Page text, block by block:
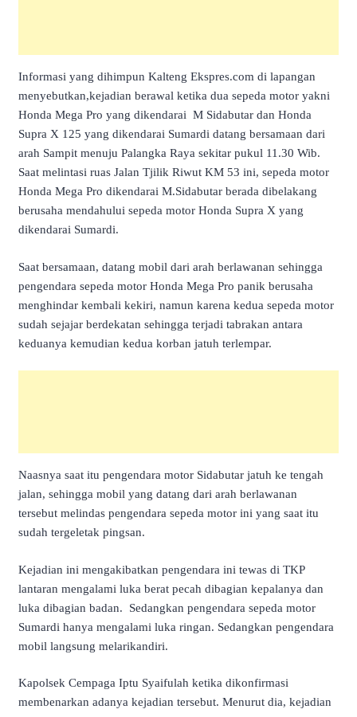
Informasi yang dihimpun Kalteng Ekspres.com di lapangan
menyebutkan,kejadian berawal ketika dua sepeda motor yakni
Honda Mega Pro yang dikendarai M Sidabutar dan Honda
Supra X 125 yang dikendarai Sumardi datang bersamaan dari
arah Sampit menuju Palangka Raya sekitar pukul 11.30 Wib.
Saat melintasi ruas Jalan Tjilik Riwut KM 53 ini, sepeda motor
Honda Mega Pro dikendarai M.Sidabutar berada dibelakang
berusaha mendahului sepeda motor Honda Supra X yang
dikendarai Sumardi.
Saat bersamaan, datang mobil dari arah berlawanan sehingga
pengendara sepeda motor Honda Mega Pro panik berusaha
menghindar kembali kekiri, namun karena kedua sepeda motor
sudah sejajar berdekatan sehingga terjadi tabrakan antara
keduanya kemudian kedua korban jatuh terlempar.
Naasnya saat itu pengendara motor Sidabutar jatuh ke tengah
jalan, sehingga mobil yang datang dari arah berlawanan
tersebut melindas pengendara sepeda motor ini yang saat itu
sudah tergeletak pingsan.
Kejadian ini mengakibatkan pengendara ini tewas di TKP
lantaran mengalami luka berat pecah dibagian kepalanya dan
luka dibagian badan. Sedangkan pengendara sepeda motor
Sumardi hanya mengalami luka ringan. Sedangkan pengendara
mobil langsung melarikandiri.
Kapolsek Cempaga Iptu Syaifulah ketika dikonfirmasi
membenarkan adanya kejadian tersebut. Menurut dia, kejadian